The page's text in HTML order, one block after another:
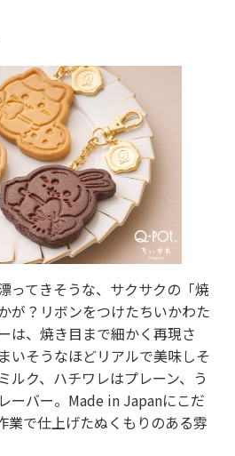
ってきそうな、サクサクの「焼
が？リボンをつけたちいかわた
は、焼き目まで細かく再現さ
いそうなほどリアルで美味しそ
ルク、ハチワレはプレーン、う
ーバー。Made in Japanにこだ
業で仕上げたぬくもりのある雰